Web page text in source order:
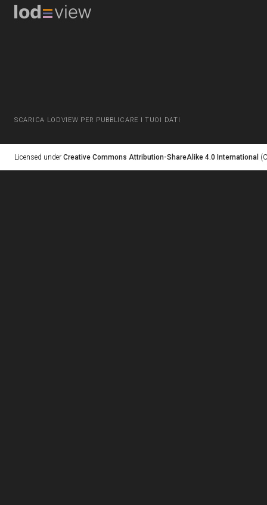
SCARICA LODVIEW PER PUBBLICARE I TUOI DATI
Licensed under Creative Commons Attribution-ShareAlike 4.0 International